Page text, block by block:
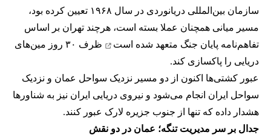
سازمان بین‌المللی دریانوردی در سال ۱۹۶۸ تعیین کرده بود،
مسیر میانی همچنان عملا بسته است، هرچند تهران بر اساس
تفاهم‌نامه پایان جنگ متعهد شده است
ظرف ۳۰ روز مین‌های
دریایی را پاکسازی کند.
عبور کشتی‌ها اکنون از دو مسیر نزدیک سواحل عمان و نزدیک
سواحل ایران انجام می‌شود و نیروی دریایی ایران نیز به شناورها
هشدار داده که تنها از جنوب جزیره لارک عبور کنند.
جدال بر سر مدیریت تنگه؛ عمان در دو نقش